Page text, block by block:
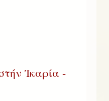
Ἰκαρία -